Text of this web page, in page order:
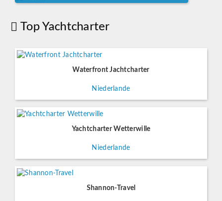
Top Yachtcharter
Waterfront Jachtcharter
Niederlande
Yachtcharter Wetterwille
Niederlande
Shannon-Travel